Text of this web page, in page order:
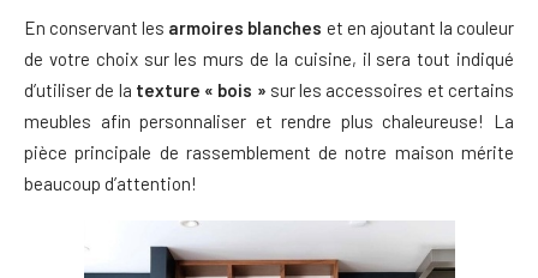
En conservant les armoires blanches et en ajoutant la couleur
de votre choix sur les murs de la cuisine, il sera tout indiqué
d’utiliser de la texture « bois » sur les accessoires et certains
meubles afin personnaliser et rendre plus chaleureuse! La
pièce principale de rassemblement de notre maison mérite
beaucoup d’attention!